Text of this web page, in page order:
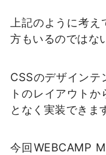
上記のように考
方もいるのではな
CSSのデザインテ
トのレイアウト
となく実装できま
今回WEBCAMP